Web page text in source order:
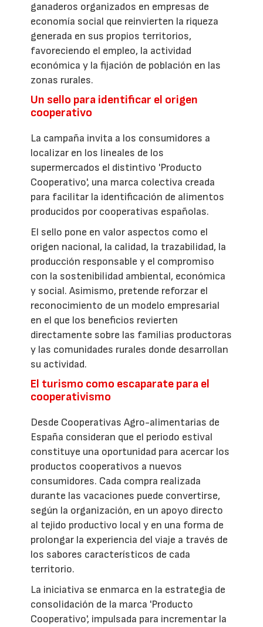
ganaderos organizados en empresas de
economía social que reinvierten la riqueza
generada en sus propios territorios,
favoreciendo el empleo, la actividad
económica y la fijación de población en las
zonas rurales.
Un sello para identificar el origen
cooperativo
La campaña invita a los consumidores a
localizar en los lineales de los
supermercados el distintivo 'Producto
Cooperativo', una marca colectiva creada
para facilitar la identificación de alimentos
producidos por cooperativas españolas.
El sello pone en valor aspectos como el
origen nacional, la calidad, la trazabilidad, la
producción responsable y el compromiso
con la sostenibilidad ambiental, económica
y social. Asimismo, pretende reforzar el
reconocimiento de un modelo empresarial
en el que los beneficios revierten
directamente sobre las familias productoras
y las comunidades rurales donde desarrollan
su actividad.
El turismo como escaparate para el
cooperativismo
Desde Cooperativas Agro-alimentarias de
España consideran que el periodo estival
constituye una oportunidad para acercar los
productos cooperativos a nuevos
consumidores. Cada compra realizada
durante las vacaciones puede convertirse,
según la organización, en un apoyo directo
al tejido productivo local y en una forma de
prolongar la experiencia del viaje a través de
los sabores característicos de cada
territorio.
La iniciativa se enmarca en la estrategia de
consolidación de la marca 'Producto
Cooperativo', impulsada para incrementar la